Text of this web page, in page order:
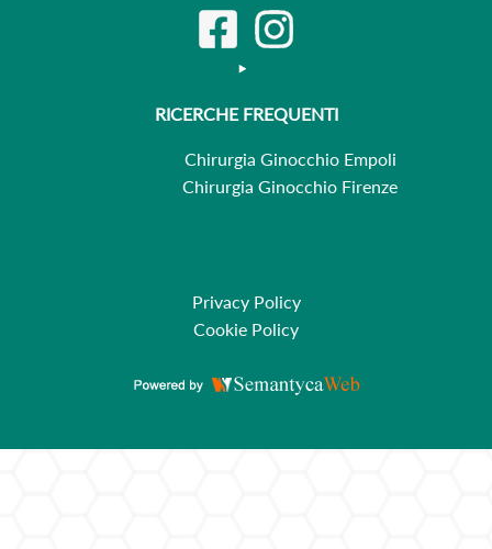
RICERCHE FREQUENTI
Chirurgia Ginocchio Empoli
Chirurgia Ginocchio Firenze
Privacy Policy
Cookie Policy